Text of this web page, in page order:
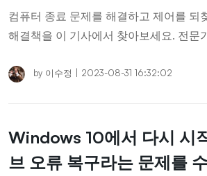
컴퓨터 종료 문제를 해결하고 제어를 되
해결책을 이 기사에서 찾아보세요. 전문
by 이수정 2023-08-31 16:32:02
Windows 10에서 다시 시
브 오류 복구라는 문제를